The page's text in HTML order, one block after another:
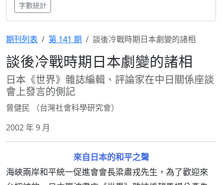
字數統計
期刊列表 第 141 期 談後冷戰時期日本劇變的諸相
談後冷戰時期日本劇變的諸相
日本《世界》雜誌編輯、評論家在中日關係座談
會上發言的側記
曾健民 （台灣社會科學研究會）
2002 年 9 月
來自日本的和平之聲
海峽兩岸和平統一促進會會長梁肅戎先生，為了歡迎來